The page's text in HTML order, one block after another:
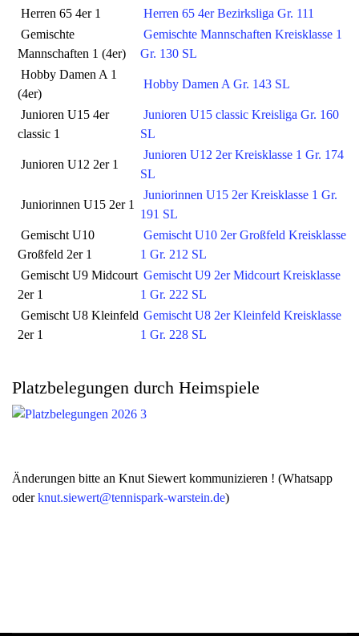
Herren 65 4er 1
Herren 65 4er Bezirksliga Gr. 111
Gemischte
Mannschaften 1 (4er)
Gemischte Mannschaften Kreisklasse 1
Gr. 130 SL
Hobby Damen A 1
(4er)
Hobby Damen A Gr. 143 SL
Junioren U15 4er
classic 1
Junioren U15 classic Kreisliga Gr. 160
SL
Junioren U12 2er 1
Junioren U12 2er Kreisklasse 1 Gr. 174
SL
Juniorinnen U15 2er 1
Juniorinnen U15 2er Kreisklasse 1 Gr.
191 SL
Gemischt U10
Großfeld 2er 1
Gemischt U10 2er Großfeld Kreisklasse
1 Gr. 212 SL
Gemischt U9 Midcourt
2er 1
Gemischt U9 2er Midcourt Kreisklasse
1 Gr. 222 SL
Gemischt U8 Kleinfeld
2er 1
Gemischt U8 2er Kleinfeld Kreisklasse
1 Gr. 228 SL
Platzbelegungen durch Heimspiele
Änderungen bitte an Knut Siewert kommunizieren ! (Whatsapp
oderknut.siewert@tennispark-warstein.de)